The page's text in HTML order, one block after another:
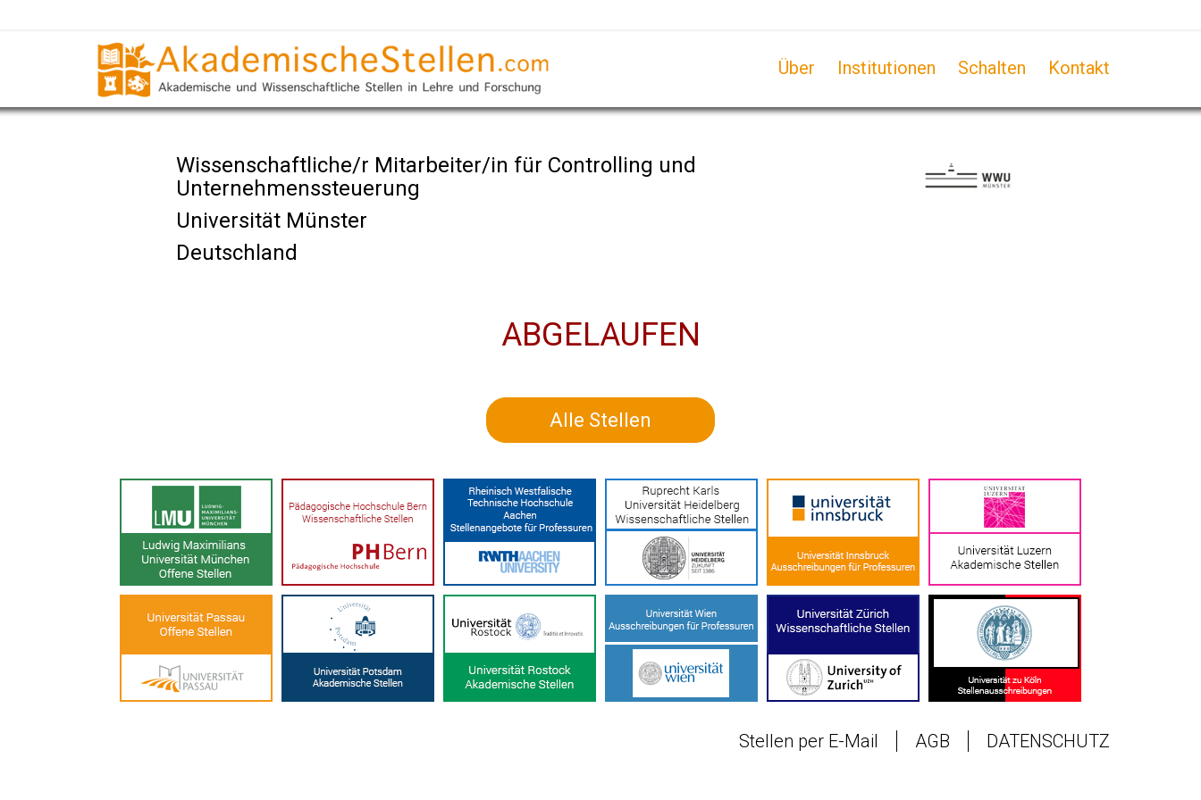
Über Institutionen Schalten Kontakt
Wissenschaftliche/r Mitarbeiter/in für Controlling und
Unternehmenssteuerung
Universität Münster
Deutschland
ABGELAUFEN
Alle Stellen
Stellen per E-Mail AGB DATENSCHUTZ